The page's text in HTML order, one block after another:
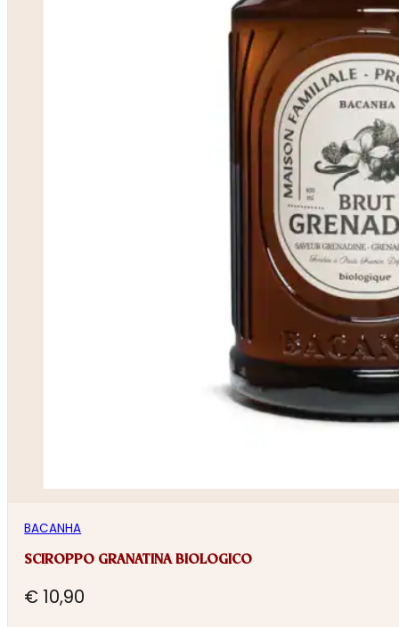
BACANHA
SCIROPPO GRANATINA BIOLOGICO
€ 10,90